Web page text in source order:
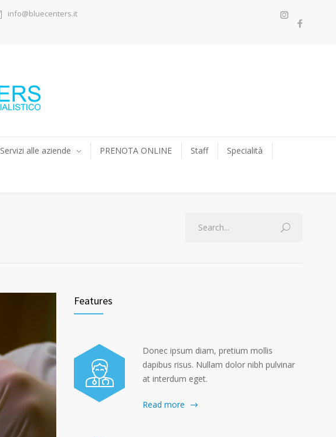
info@bluecenters.it
Servizi alle aziende PRENOTA ONLINE Staff Specialità
Features
Donec ipsum diam, pretium mollis
dapibus risus. Nullam dolor nibh pulvinar
at interdum eget.
Read more